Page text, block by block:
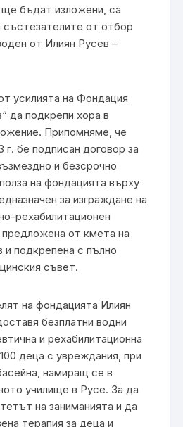
бъдат изложени, са
състезателите от отбор
от Илиян Русев –
усилията на Фондация
да подкрепи хора в
Припомняме, че
г. бе подписан договор за
и безсрочно
на фондацията върху
за изграждане на
рехабилитационен
от кмета на
подкрепена с пълно
съвет.
на фондацията Илиян
безплатни водни
и рехабилитационна
деца с увреждания, при
намиращ се в
училище в Русе. За да
на заниманията и да
терапия за деца и